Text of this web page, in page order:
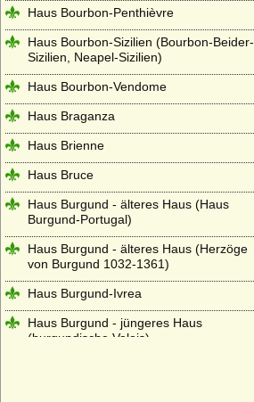
Haus Bourbon-Penthièvre
Haus Bourbon-Sizilien (Bourbon-Beider-
Sizilien, Neapel-Sizilien)
Haus Bourbon-Vendome
Haus Braganza
Haus Brienne
Haus Bruce
Haus Burgund - älteres Haus (Haus
Burgund-Portugal)
Haus Burgund - älteres Haus (Herzöge
von Burgund 1032-1361)
Haus Burgund-Ivrea
Haus Burgund - jüngeres Haus
(burgundische Valois)